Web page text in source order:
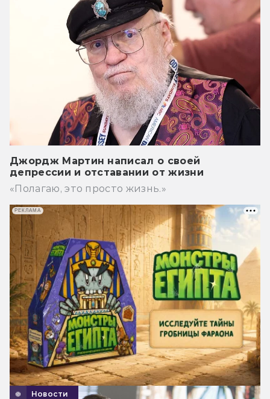
Джордж Мартин написал о своей
депрессии и отставании от жизни
«Полагаю, это просто жизнь.»
Новости
РЕКЛАМА